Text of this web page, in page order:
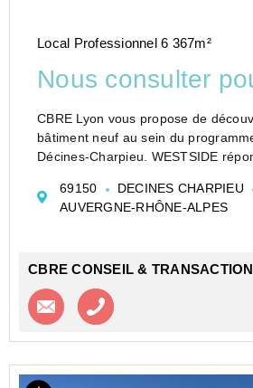
Local Professionnel 6 367m²
Nous consulter
CBRE Lyon vous propose de
bâtiment neuf au sein du
Décines-Charpieu. WESTSIDE
intérieurs bénéficiant d'une
Aménagement ...
69150 DECINES CHARPIEU
AUVERGNE-RHÔNE-ALPES
CBRE CONSEIL & TRANSACTION
Contacter l'agence